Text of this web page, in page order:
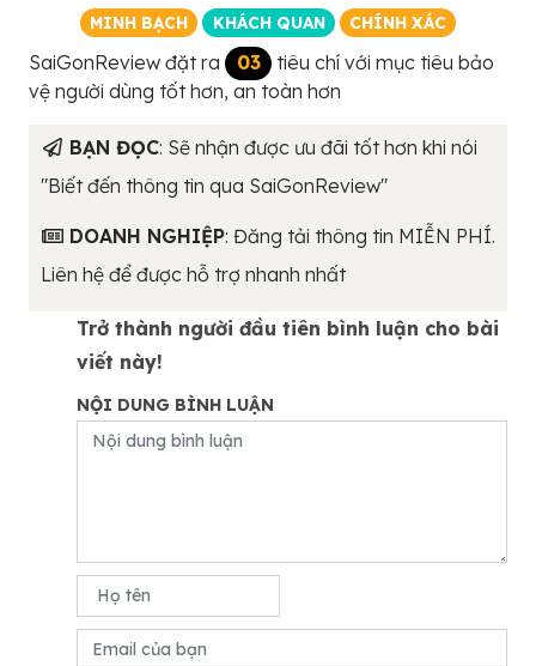
MINH BẠCH KHÁCH QUAN CHÍNH XÁC
SaiGonReview đặt ra 03
tiêu chí với mục tiêu bảo
vệ người dùng tốt hơn, an toàn hơn
BẠN ĐỌC: Sẽ nhận được ưu đãi tốt hơn khi nói
"Biết đến thông tin qua SaiGonReview"
DOANH NGHIỆP: Đăng tải thông tin MIỄN PHÍ.
Liên hệ để được hỗ trợ nhanh nhất
Trở thành người đầu tiên bình luận cho bài
viết này!
NỘI DUNG BÌNH LUẬN